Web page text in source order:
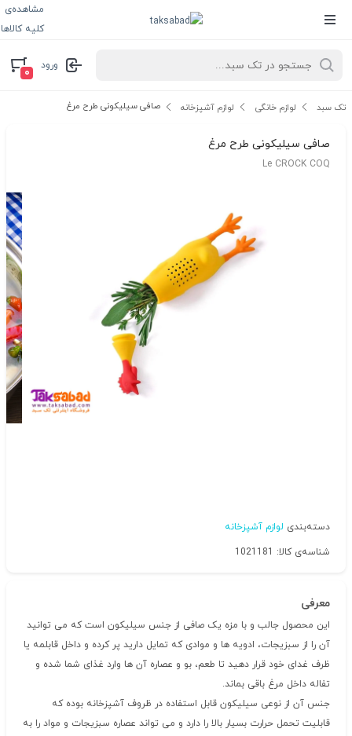
مشاهده‌ی
کلیه کالاها
ورود
۰
تک سبد لوازم خانگی لوازم آشپزخانه صافی سیلیکونی طرح مرغ
صافی سیلیکونی طرح مرغ
Le CROCK COQ
دسته‌بندی لوازم آشپزخانه
شناسه‌ی کالا: 1021181
معرفی
این محصول جالب و با مزه یک صافی از جنس سیلیکون است که می توانید
آن را از سبزیجات، ادویه ها و موادی که تمایل دارید پر کرده و داخل قابلمه یا
ظرف غدای خود قرار دهید تا طعم، بو و عصاره آن ها وارد غذای شما شده و
تفاله داخل مرغ باقی بماند.
جنس آن از نوعی سیلیکون قابل استفاده در ظروف آشپزخانه بوده که
قابلیت تحمل حرارت بسیار بالا را دارد و می تواند عصاره سبزیجات و مواد را به